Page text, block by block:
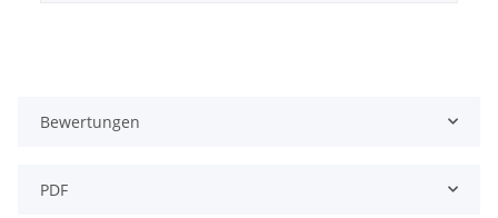
Bewertungen
PDF